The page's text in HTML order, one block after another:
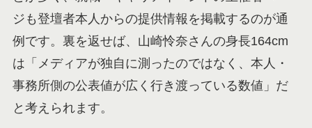
ジも登壇者本人からの提供情報を掲載するのが通
例です。裏を返せば、山崎怜奈さんの身長164cm
は「メディアが独自に測ったのではなく、本人・
事務所側の公表値が広く行き渡っている数値」だ
と考えられます。